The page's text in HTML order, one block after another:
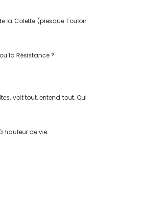
la Colette (presque Toulon
la Résistance ?
voit tout, entend tout. Qui
hauteur de vie.